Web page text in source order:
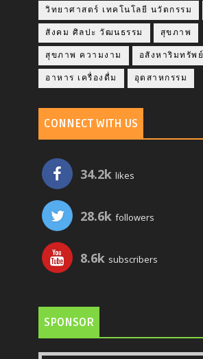
วิทยาศาสตร์ เทคโนโลยี นวัตกรรม
สังคม ศิลปะ วัฒนธรรม สุขภาพ
สุขภาพ ความงาม อสังหาริมทรัพย์
อาหาร เครื่องดื่ม อุตสาหกรรม
CONNECT WITH US
34.2k likes
28.6k followers
8.6k subscribers
SPONSOR